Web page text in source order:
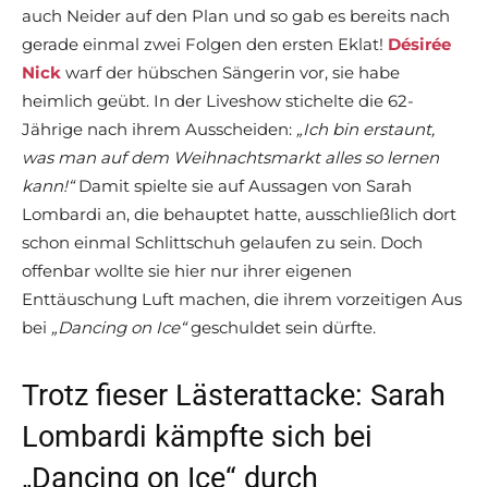
auch Neider auf den Plan und so gab es bereits nach
gerade einmal zwei Folgen den ersten Eklat! Désirée
Nick warf der hübschen Sängerin vor, sie habe
heimlich geübt. In der Liveshow stichelte die 62-
Jährige nach ihrem Ausscheiden: „Ich bin erstaunt,
was man auf dem Weihnachtsmarkt alles so lernen
kann!“Damit spielte sie auf Aussagen von Sarah
Lombardi an, die behauptet hatte, ausschließlich dort
schon einmal Schlittschuh gelaufen zu sein. Doch
offenbar wollte sie hier nur ihrer eigenen
Enttäuschung Luft machen, die ihrem vorzeitigen Aus
bei „Dancing on Ice“geschuldet sein dürfte.
Trotz fieser Lästerattacke: Sarah
Lombardi kämpfte sich bei
„Dancing on Ice“ durch